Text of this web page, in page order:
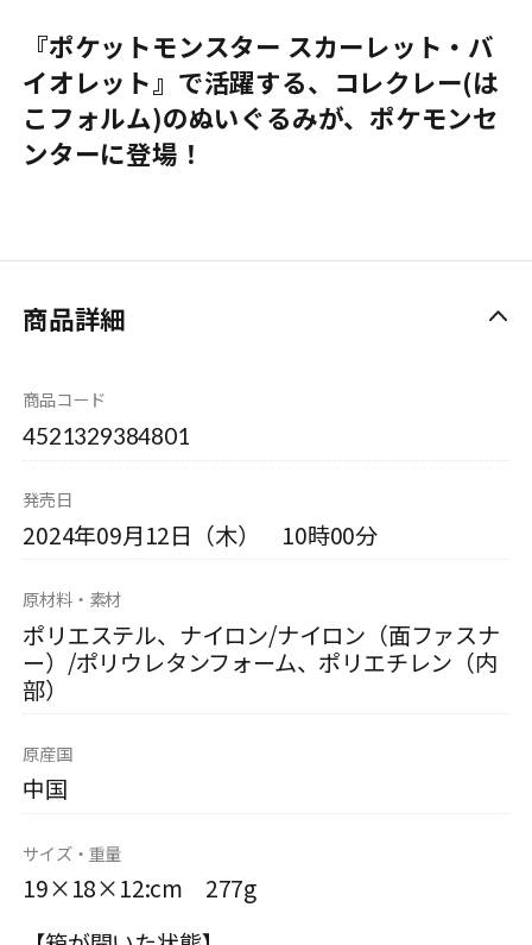
『ポケットモンスター スカーレット・バ
イオレット』で活躍する、コレクレー(は
こフォルム)のぬいぐるみが、ポケモンセ
ンターに登場！
商品詳細
商品コード
4521329384801
発売日
2024年09月12日（木） 10時00分
原材料・素材
ポリエステル、ナイロン/ナイロン（面ファスナ
ー）/ポリウレタンフォーム、ポリエチレン（内
部）
原産国
中国
サイズ・重量
19×18×12:cm 277g